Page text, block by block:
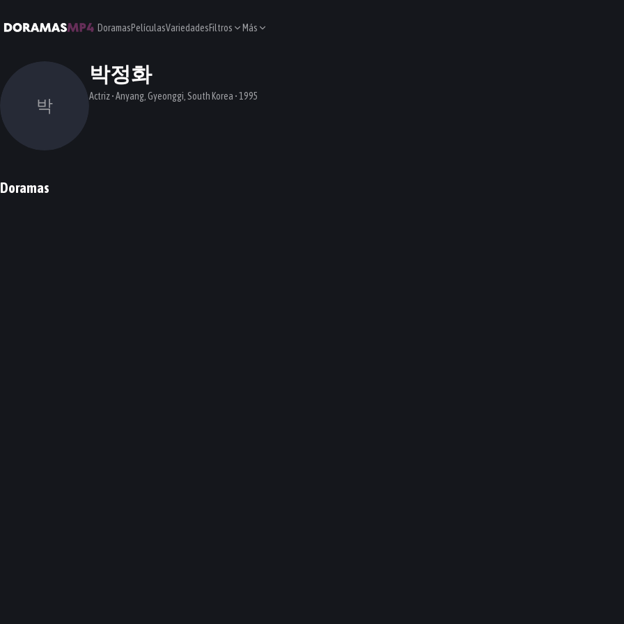
DoramasPelículasVariedadesFiltros Más
박
박정화
Actriz • Anyang, Gyeonggi, South Korea • 1995
Doramas